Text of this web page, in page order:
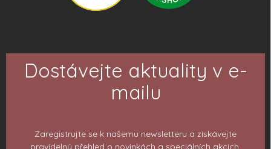
Dostávejte aktuality v e-
mailu
Zaregistrujte se k našemu newsletteru a získávejte
pravidelný přehled o novinkách a speciálních akcích.